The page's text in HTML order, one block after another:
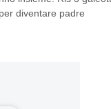
diventare padre